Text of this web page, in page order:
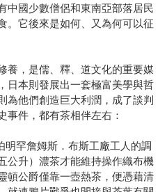
中國少數僧侶和東南亞部落居民
。它後來是如何、又為何可以征
養，是儒、釋、道文化的重要媒
日本則發展出一套極富美學與哲
為他們創造巨大利潤，成了談判
事件，都有茶相伴左右：
明罕詹姆斯．布斯工廠工人的調
公升）濃茶才能維持操作織布機
頓公爵僅靠一壺熱茶，便憑藉清